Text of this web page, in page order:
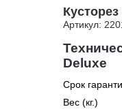
Артикул:
Deluxe
Срок
Вес (кг.)